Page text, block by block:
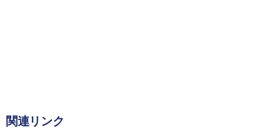
関連リンク